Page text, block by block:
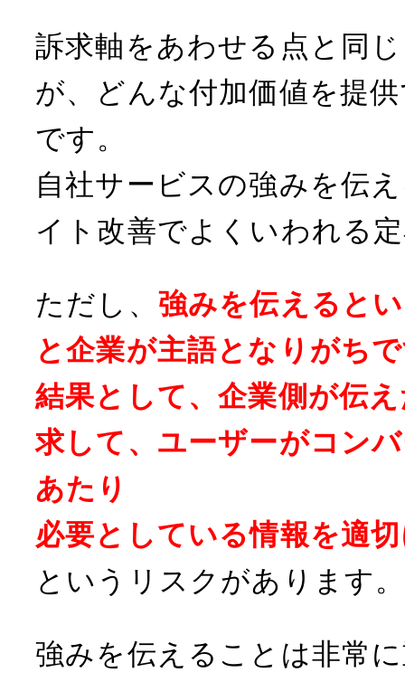
訴求軸をあわせる点と同
が、どんな付加価値を提
です。
自社サービスの強みを伝
イト改善でよくいわれる
ただし、 強みを伝えると
と企業が主語となりがち
結果として、企業側が伝
求して、ユーザーがコン
あたり
必要としている情報を適
というリスクがあります。
強みを伝えることは非常